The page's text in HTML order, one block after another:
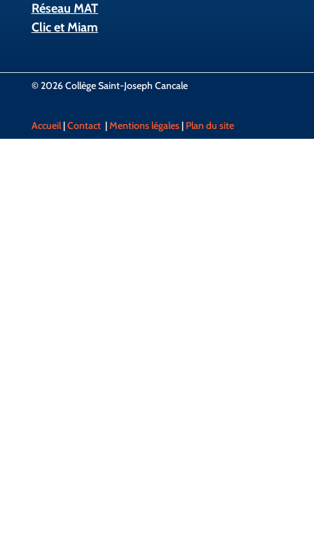
Réseau MAT
Clic et Miam
© 2026 Collège Saint-Joseph Cancale
Accueil|Contact|Mentions légales| Plan du site